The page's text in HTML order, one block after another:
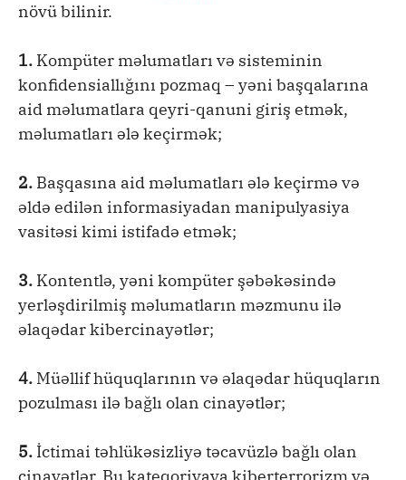
növü bilinir.
1. Kompüter məlumatları və sisteminin
konfidensiallığını pozmaq – yəni başqalarına
aid məlumatlara qeyri-qanuni giriş etmək,
məlumatları ələ keçirmək;
2. Başqasına aid məlumatları ələ keçirmə və
əldə edilən informasiyadan manipulyasiya
vasitəsi kimi istifadə etmək;
3. Kontentlə, yəni kompüter şəbəkəsində
yerləşdirilmiş məlumatların məzmunu ilə
əlaqədar kibercinayətlər;
4. Müəllif hüquqlarının və əlaqədar hüquqların
pozulması ilə bağlı olan cinayətlər;
5. İctimai təhlükəsizliyə təcavüzlə bağlı olan